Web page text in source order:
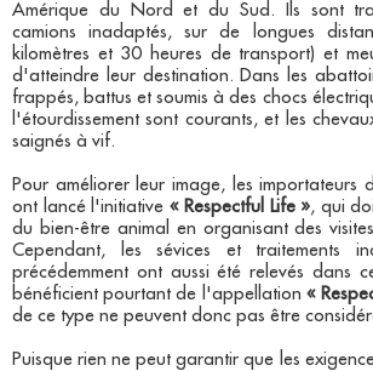
Amérique du Nord et du Sud. Ils sont
camions inadaptés, sur de longues
kilomètres et 30 heures de transport) et
d'atteindre leur destination. Dans les
frappés, battus et soumis à des chocs
l'étourdissement sont courants, et les
saignés à vif.
Pour améliorer leur image, les importateurs
ont lancé l'initiative « Respectful Life », qui
du bien-être animal en organisant des
Cependant, les sévices et traitements
précédemment ont aussi été relevés dans
bénéficient pourtant de l'appellation «
de ce type ne peuvent donc pas être
Puisque rien ne peut garantir que les